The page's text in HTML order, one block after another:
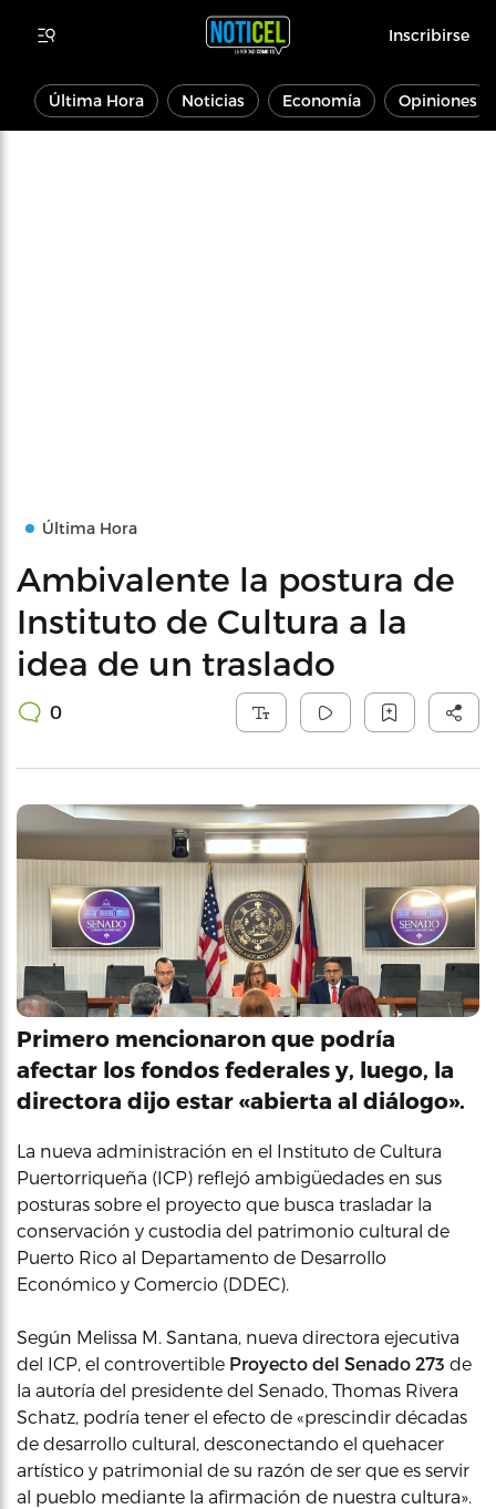
Inscribirse
Última Hora Noticias Economía Opiniones
Última Hora
Ambivalente la postura de
Instituto de Cultura a la
idea de un traslado
0
Primero mencionaron que podría
afectar los fondos federales y, luego, la
directora dijo estar «abierta al diálogo».
La nueva administración en el Instituto de Cultura
Puertorriqueña (ICP) reflejó ambigüedades en sus
posturas sobre el proyecto que busca trasladar la
conservación y custodia del patrimonio cultural de
Puerto Rico al Departamento de Desarrollo
Económico y Comercio (DDEC).
Según Melissa M. Santana, nueva directora ejecutiva
del ICP, el controvertible Proyecto del Senado 273 de
la autoría del presidente del Senado, Thomas Rivera
Schatz, podría tener el efecto de «prescindir décadas
de desarrollo cultural, desconectando el quehacer
artístico y patrimonial de su razón de ser que es servir
al pueblo mediante la afirmación de nuestra cultura».